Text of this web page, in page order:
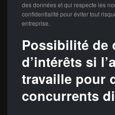
des données et qui respecte les
confidentialité pour éviter tout
entreprise.
Possibilité de
d’intérêts si
travaille pour
concurrents